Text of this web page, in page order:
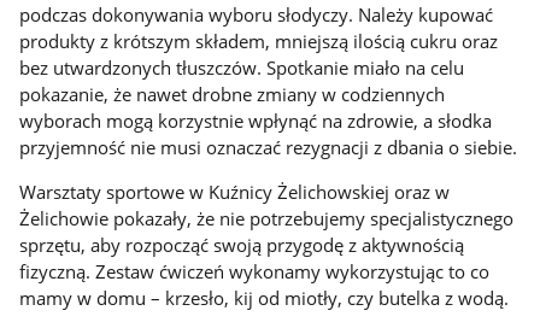
podczas dokonywania wyboru słodyczy. Należy kupować
produkty z krótszym składem, mniejszą ilością cukru oraz
bez utwardzonych tłuszczów. Spotkanie miało na celu
pokazanie, że nawet drobne zmiany w codziennych
wyborach mogą korzystnie wpłynąć na zdrowie, a słodka
przyjemność nie musi oznaczać rezygnacji z dbania o siebie.
Warsztaty sportowe w Kuźnicy Żelichowskiej oraz w
Żelichowie pokazały, że nie potrzebujemy specjalistycznego
sprzętu, aby rozpocząć swoją przygodę z aktywnością
fizyczną. Zestaw ćwiczeń wykonamy wykorzystując to co
mamy w domu – krzesło, kij od miotły, czy butelka z wodą.